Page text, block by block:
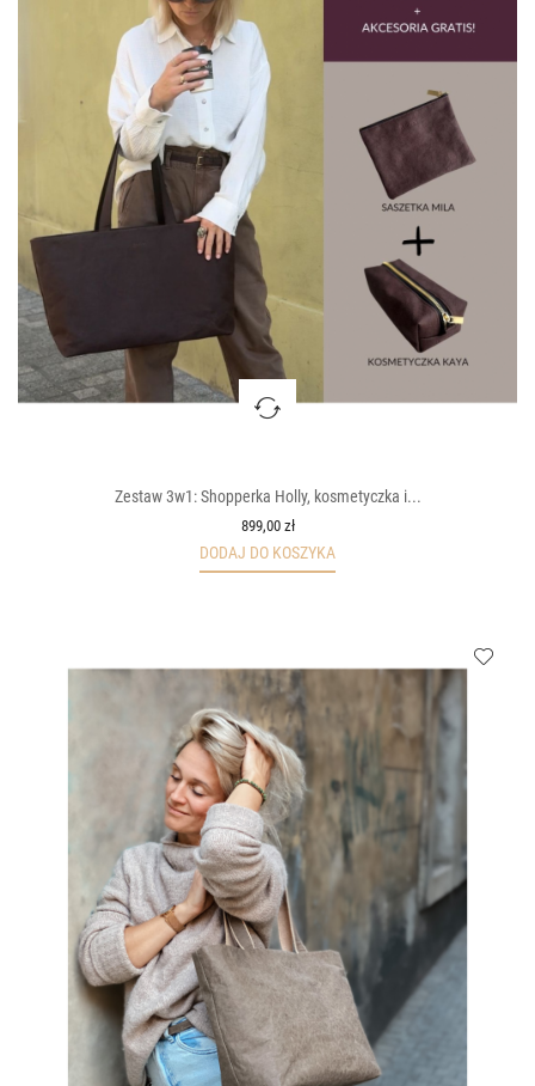
Zestaw 3w1: Shopperka Holly, kosmetyczka i...
899,00 zł
DODAJ DO KOSZYKA